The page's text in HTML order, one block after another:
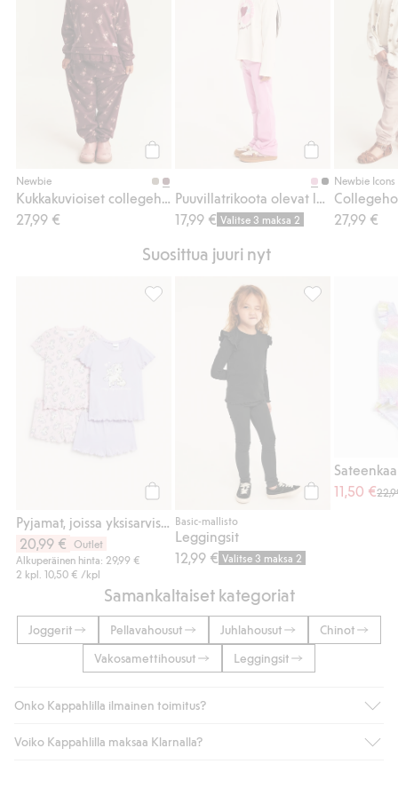
Newbie
27,99 €
17,99 € Valitse 3 maksa 2
Newbie Icons
27,99 €
Suosittua juuri nyt
20,99 €
Outlet
Alkuperäinen hinta: 29,99 €
2 kpl. 10,50 € /kpl
Pyjamat, joissa yksisarviskuviointi, 2 kpl:n
Basic-mallisto
Leggingsit
12,99 € Valitse 3 maksa 2
Leggingsit,
11,50 €
Samankaltaiset kategoriat
Joggerit Pellavahousut Juhlahousut
Chinot
Vakosamettihousut
Leggingsit
Onko Kappahlilla ilmainen toimitus?
Jos olet Kappahl Clubin jäsen, saat aina ilmaisen toimituksen
Voiko Kappahlilla maksaa Klarnalla?